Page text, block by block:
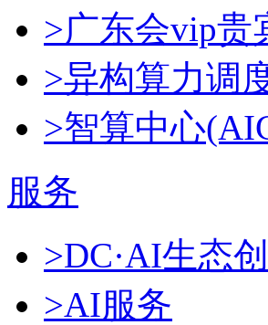
>广东会vip贵
>异构算力调
>智算中心
服务
>DC·AI生态
>AI服务